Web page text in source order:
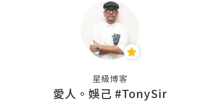
星級博客
愛人。娛己 #TonySir